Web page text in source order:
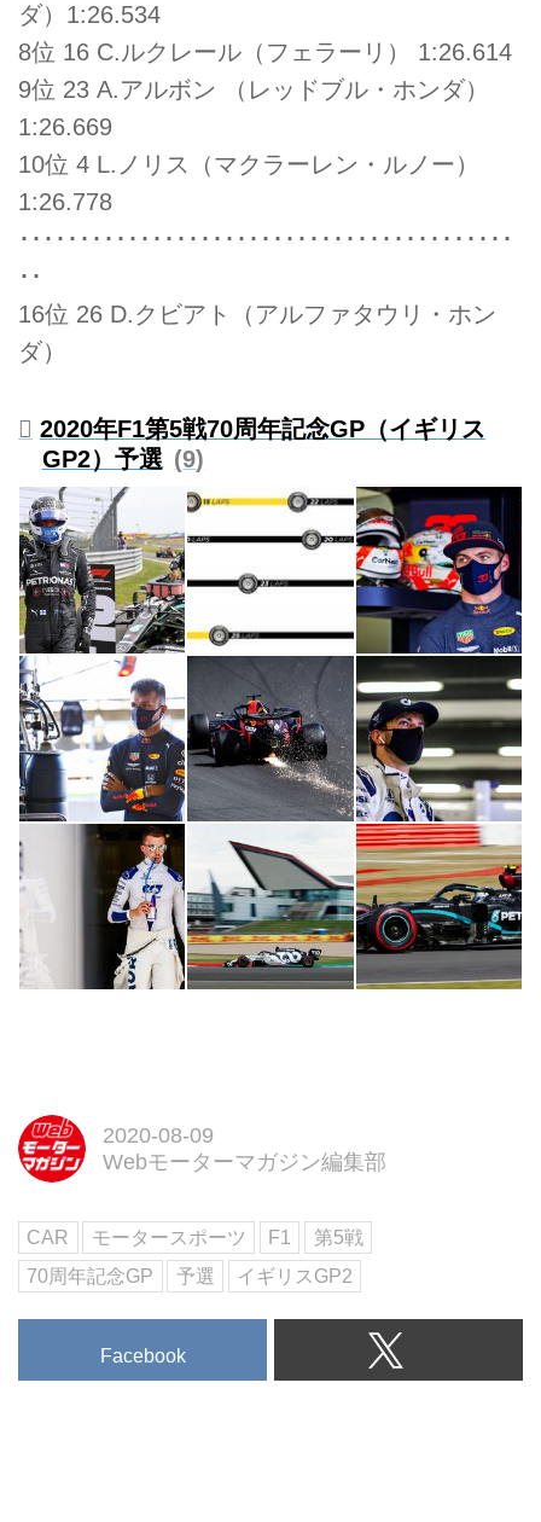
ダ）1:26.534
8位 16 C.ルクレール（フェラーリ） 1:26.614
9位 23 A.アルボン （レッドブル・ホンダ）
1:26.669
10位 4 L.ノリス（マクラーレン・ルノー）
1:26.778
･････････････････････････････････････････
･･
16位 26 D.クビアト（アルファタウリ・ホン
ダ）
2020年F1第5戦70周年記念GP（イギリス
GP2）予選
9
2020-08-09
Webモーターマガジン編集部
CAR モータースポーツ F1
第5戦
70周年記念GP
予選 イギリスGP2
Facebook